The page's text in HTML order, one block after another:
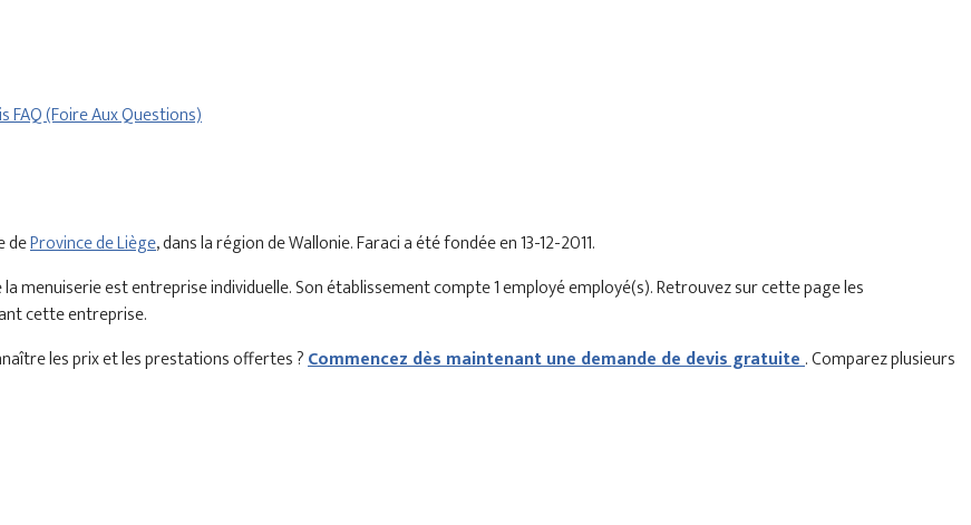
FAQ (Foire Aux Questions)
deProvince de Liège, dans la région de Wallonie. Faraci a été fondée en 13-12-2011.
menuiserie est entreprise individuelle. Son établissement compte 1 employé employé(s). Retrouvez sur cette page les
cette entreprise.
les prix et les prestations offertes ?Commencez dès maintenant une demande de devis gratuite. Comparez plusieurs